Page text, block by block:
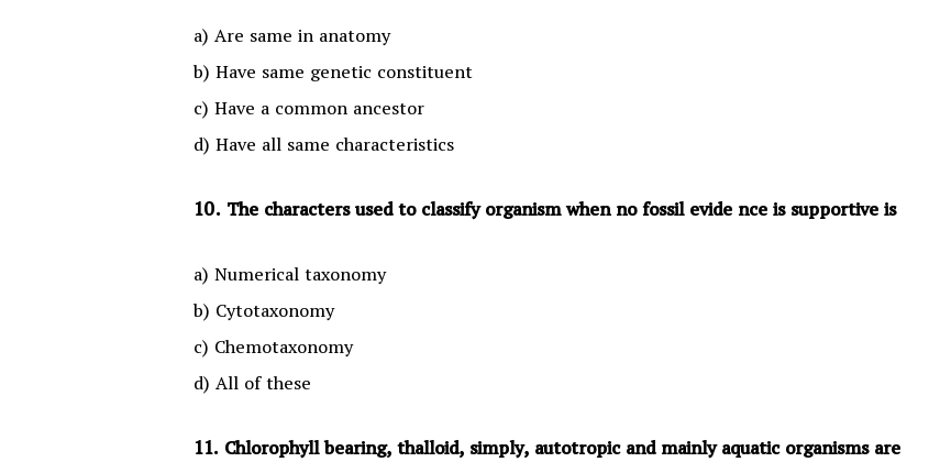
a) Are same in anatomy
b) Have same genetic constituent
c) Have a common ancestor
d) Have all same characteristics
10. The characters used to classify organism when no fossil evide nce is supportive is
a) Numerical taxonomy
b) Cytotaxonomy
c) Chemotaxonomy
d) All of these
11. Chlorophyll bearing, thalloid, simply, autotropic and mainly aquatic organisms are